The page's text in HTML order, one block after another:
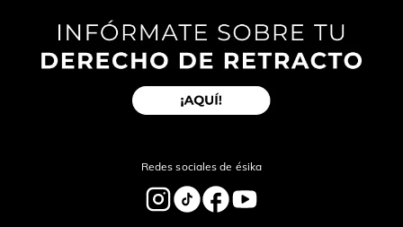
Redes sociales de ésika